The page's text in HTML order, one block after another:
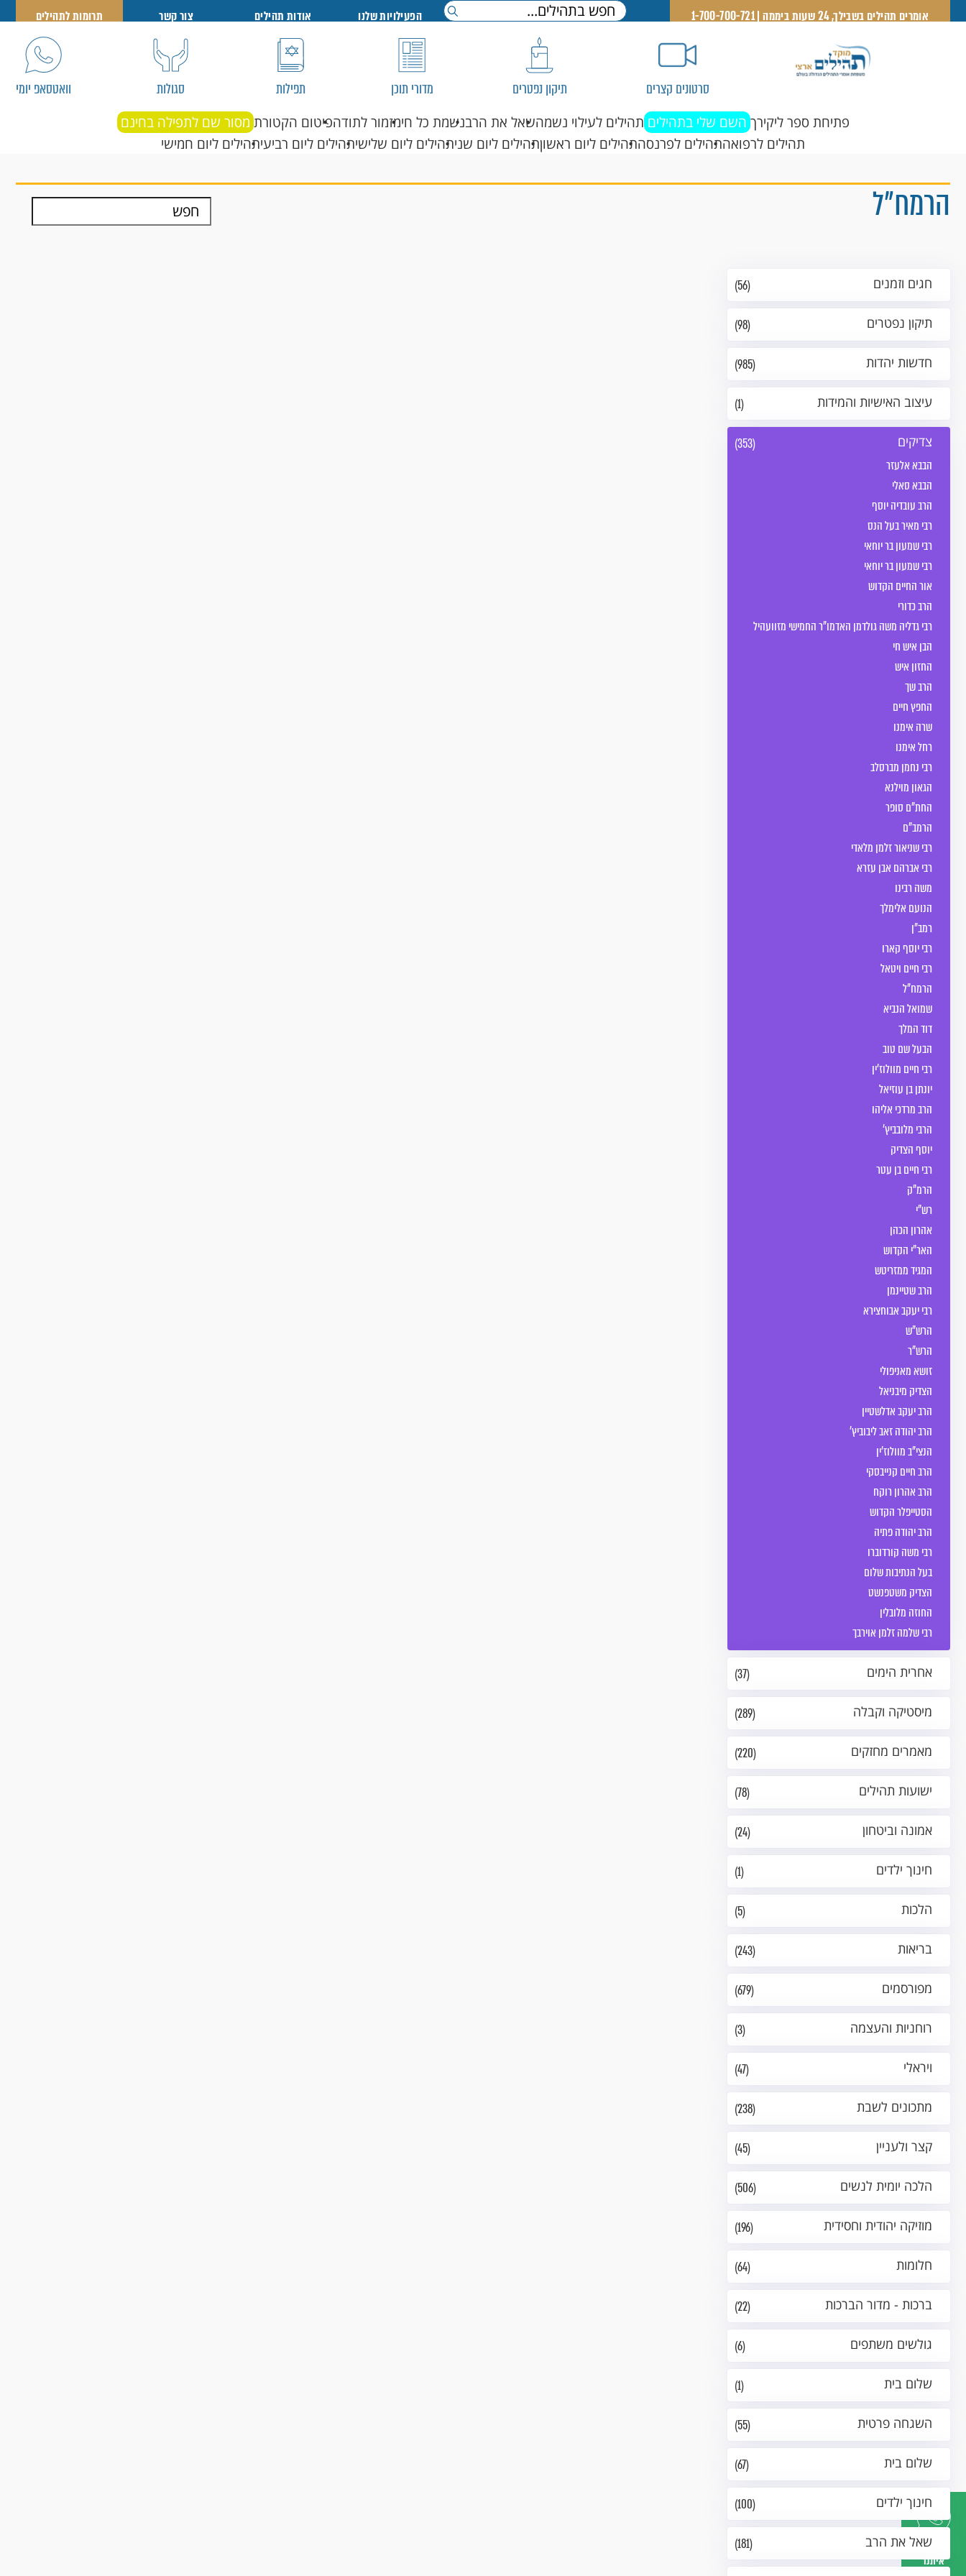
דברו
איתנו
אומרים תהילים בשבילך, 24 שעות ביממה | 1-700-700-721 הפעילויות שלנו אודות תהילים צור קשר תרומות לתהילים
סרטונים קצרים תיקון נפטרים מדורי תוכן תפילות סגולות וואטסאפ יומי
פתיחת ספר ליקירך השם שלי בתהילים תהילים לעילוי נשמהשאל את הרבנשמת כל חימזמור לתודהפיטום הקטורת מסור שם לתפילה בחינם
תהילים לרפואהתהילים לפרנסהתהילים ליום ראשוןתהילים ליום שניתהילים ליום שלישיתהילים ליום רביעיתהילים ליום חמישי
הרמח"ל
(56) חגים וזמנים
(98) תיקון נפטרים
(985) חדשות יהדות
(1) עיצוב האישיות והמידות
(353) צדיקים
הבבא אלעזר
הבבא סאלי
הרב עובדיה יוסף
רבי מאיר בעל הנס
רבי שמעון בר יוחאי
רבי שמעון בר יוחאי
אור החיים הקדוש
הרב כדורי
רבי גדליה משה גולדמן האדמו"ר החמישי מזוועהיל
הבן איש חי
החזון איש
הרב שך
החפץ חיים
שרה אימנו
רחל אימנו
רבי נחמן מברסלב
הגאון מוילנא
החת"ם סופר
הרמב"ם
רבי שניאור זלמן מלאדי
רבי אברהם אבן עזרא
משה רבינו
הנועם אלימלך
רמב"ן
רבי יוסף קארו
רבי חיים ויטאל
הרמח"ל
שמואל הנביא
דוד המלך
הבעל שם טוב
רבי חיים מוולוז’ין
יונתן בן עוזיאל
הרב מרדכי אליהו
הרבי מלובביץ'
יוסף הצדיק
רבי חיים בן עטר
הרמ"ק
רש"י
אהרון הכהן
האר"י הקדוש
המגיד ממזריטש
הרב שטיינמן
רבי יעקב אבוחצירא
הרש"ש
הרש"ר
זושא מאניפולי
הצדיק מיבניאל
הרב יעקב אדלשטיין
הרב יהודה זאב ליבוביץ'
הנצי"ב מוולוז'ין
הרב חיים קנייבסקי
הרב אהרון רוקח
הסטייפלר הקדוש
הרב יהודה פתיה
רבי משה קורדוברו
בעל הנתיבות שלום
הצדיק משטפנשט
החוזה מלובלין
רבי שלמה זלמן אוירבך
(37) אחרית הימים
(289) מיסטיקה וקבלה
(220) מאמרים מחזקים
(78) ישועות תהילים
(24) אמונה וביטחון
(1) חינוך ילדים
(5) הלכות
(243) בריאות
(679) מפורסמים
(3) רוחניות והעצמה
(47) ויראלי
(238) מתכונים לשבת
(45) קצר ולעניין
(506) הלכה יומית לנשים
(196) מוזיקה יהודית וחסידית
(64) חלומות
(22) ברכות - מדור הברכות
(6) גולשים משתפים
(1) שלום בית
(55) השגחה פרטית
(67) שלום בית
(100) חינוך ילדים
(181) שאל את הרב